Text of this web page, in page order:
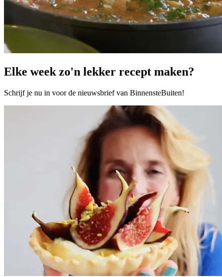
Elke week zo'n lekker recept maken?
Schrijf je nu in voor de nieuwsbrief van BinnensteBuiten!